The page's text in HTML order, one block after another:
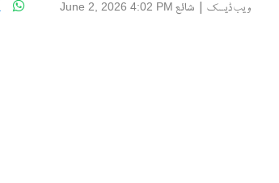
ویب ڈیسک | شائع June 2, 2026 4:02 PM